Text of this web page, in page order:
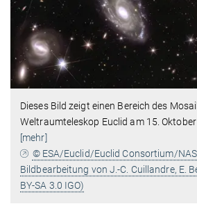
Dieses Bild zeigt einen Bereich des
Weltraumteleskop Euclid am 15.
[mehr]
© ESA/Euclid/Euclid Consortium/
Bildbearbeitung von J.-C. Cuillandre, E.
BY-SA 3.0 IGO)